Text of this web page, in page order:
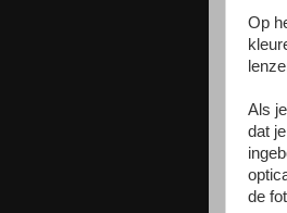
Op
Als
dat
de